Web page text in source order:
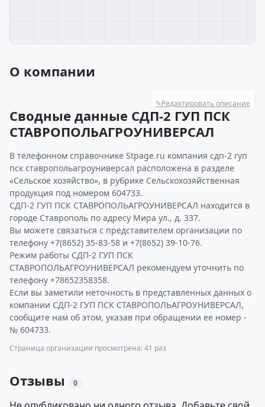
О компании
✎Редактировать описание
Сводные данные СДП-2 ГУП ПСК
СТАВРОПОЛЬАГРОУНИВЕРСАЛ
В телефонном справочнике Stpage.ru компания сдп-2 гуп
пск ставропольагроуниверсал расположена в разделе
«Сельское хозяйство», в рубрике Сельскохозяйственная
продукция под номером 604733.
СДП-2 ГУП ПСК СТАВРОПОЛЬАГРОУНИВЕРСАЛ находится в
городе Ставрополь по адресу Мира ул., д. 337.
Вы можете связаться с представителем организации по
телефону +7(8652) 35-83-58 и +7(8652) 39-10-76.
Режим работы СДП-2 ГУП ПСК
СТАВРОПОЛЬАГРОУНИВЕРСАЛ рекомендуем уточнить по
телефону +78652358358.
Если вы заметили неточность в представленных данных о
компании СДП-2 ГУП ПСК СТАВРОПОЛЬАГРОУНИВЕРСАЛ,
сообщите нам об этом, указав при обращении ее номер -
№ 604733.
Страница организации просмотрена: 41 раз
Отзывы 0